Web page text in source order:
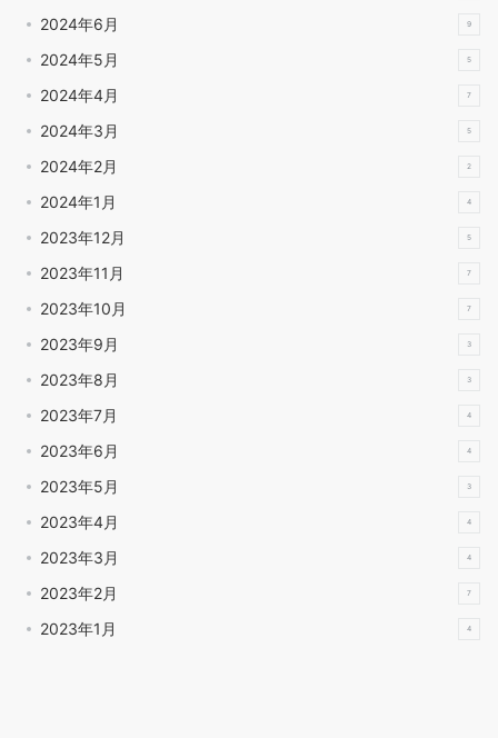
2024年6月 9
2024年5月 5
2024年4月 7
2024年3月 5
2024年2月 2
2024年1月 4
2023年12月 5
2023年11月 7
2023年10月 7
2023年9月 3
2023年8月 3
2023年7月 4
2023年6月 4
2023年5月 3
2023年4月 4
2023年3月 4
2023年2月 7
2023年1月 4